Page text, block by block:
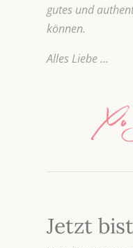
gutes und
können.
Alles Liebe …
Jetzt